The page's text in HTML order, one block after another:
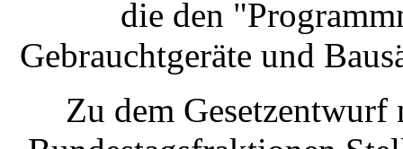
die den
Gebrauchtgeräte und
Zu dem Gesetzentwurf